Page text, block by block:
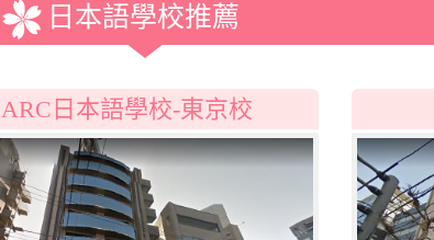
日本語學校推薦
ARC日本語學校-東京校